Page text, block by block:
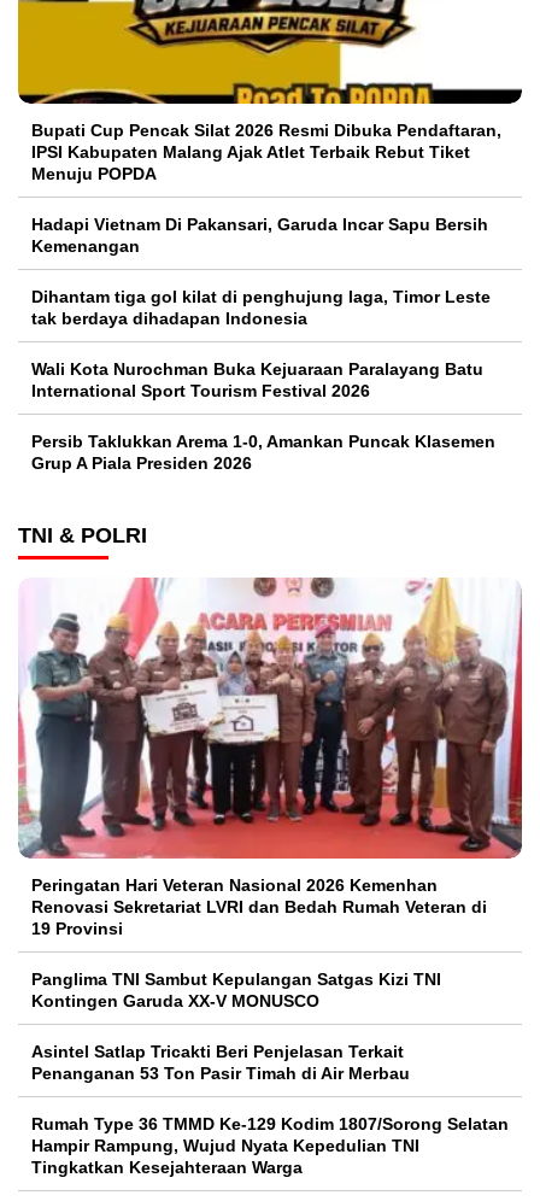
Bupati Cup Pencak Silat 2026 Resmi Dibuka Pendaftaran,
IPSI Kabupaten Malang Ajak Atlet Terbaik Rebut Tiket
Menuju POPDA
Hadapi Vietnam Di Pakansari, Garuda Incar Sapu Bersih
Kemenangan
Dihantam tiga gol kilat di penghujung laga, Timor Leste
tak berdaya dihadapan Indonesia
Wali Kota Nurochman Buka Kejuaraan Paralayang Batu
International Sport Tourism Festival 2026
Persib Taklukkan Arema 1-0, Amankan Puncak Klasemen
Grup A Piala Presiden 2026
TNI & POLRI
Peringatan Hari Veteran Nasional 2026 Kemenhan
Renovasi Sekretariat LVRI dan Bedah Rumah Veteran di
19 Provinsi
Panglima TNI Sambut Kepulangan Satgas Kizi TNI
Kontingen Garuda XX-V MONUSCO
Asintel Satlap Tricakti Beri Penjelasan Terkait
Penanganan 53 Ton Pasir Timah di Air Merbau
Rumah Type 36 TMMD Ke-129 Kodim 1807/Sorong Selatan
Hampir Rampung, Wujud Nyata Kepedulian TNI
Tingkatkan Kesejahteraan Warga